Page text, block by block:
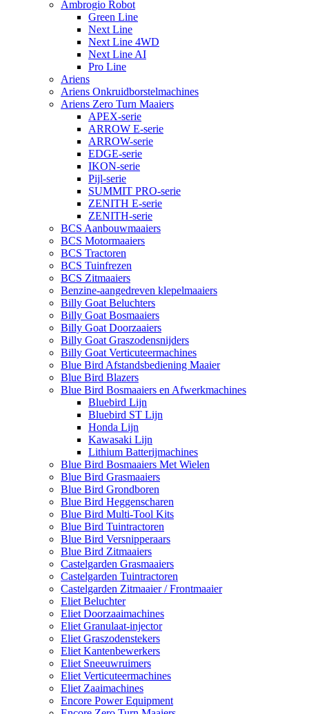
Ambrogio Robot
Green Line
Next Line
Next Line 4WD
Next Line AI
Pro Line
Ariens
Ariens Onkruidborstelmachines
Ariens Zero Turn Maaiers
APEX-serie
ARROW E-serie
ARROW-serie
EDGE-serie
IKON-serie
Pijl-serie
SUMMIT PRO-serie
ZENITH E-serie
ZENITH-serie
BCS Aanbouwmaaiers
BCS Motormaaiers
BCS Tractoren
BCS Tuinfrezen
BCS Zitmaaiers
Benzine-aangedreven klepelmaaiers
Billy Goat Beluchters
Billy Goat Bosmaaiers
Billy Goat Doorzaaiers
Billy Goat Graszodensnijders
Billy Goat Verticuteermachines
Blue Bird Afstandsbediening Maaier
Blue Bird Blazers
Blue Bird Bosmaaiers en Afwerkmachines
Bluebird Lijn
Bluebird ST Lijn
Honda Lijn
Kawasaki Lijn
Lithium Batterijmachines
Blue Bird Bosmaaiers Met Wielen
Blue Bird Grasmaaiers
Blue Bird Grondboren
Blue Bird Heggenscharen
Blue Bird Multi-Tool Kits
Blue Bird Tuintractoren
Blue Bird Versnipperaars
Blue Bird Zitmaaiers
Castelgarden Grasmaaiers
Castelgarden Tuintractoren
Castelgarden Zitmaaier / Frontmaaier
Eliet Beluchter
Eliet Doorzaaimachines
Eliet Granulaat-injector
Eliet Graszodenstekers
Eliet Kantenbewerkers
Eliet Sneeuwruimers
Eliet Verticuteermachines
Eliet Zaaimachines
Encore Power Equipment